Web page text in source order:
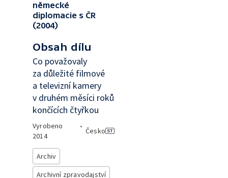
německé
diplomacie s ČR
(2004)
Obsah dílu
Co považovaly
za důležité filmové
a televizní kamery
v druhém měsíci roků
končících čtyřkou
Vyrobeno
2014
•
Česko
Archiv
Archivní zpravodajství